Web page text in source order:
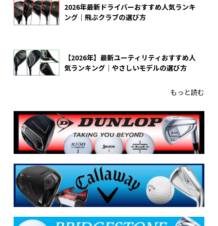
2026年最新ドライバーおすすめ人気ランキ
ング｜飛ぶクラブの選び方
【2026年】最新ユーティリティおすすめ人
気ランキング｜やさしいモデルの選び方
もっと読む